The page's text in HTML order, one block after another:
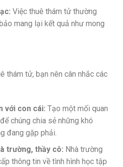
Việc thuê thám tử thường
mang lại kết quả như mong
thám tử, bạn nên cân nhắc các
với con cái: Tạo một mối quan
chúng chia sẻ những khó
đang gặp phải.
trường, thầy cô: Nhà trường
thông tin về tình hình học tập